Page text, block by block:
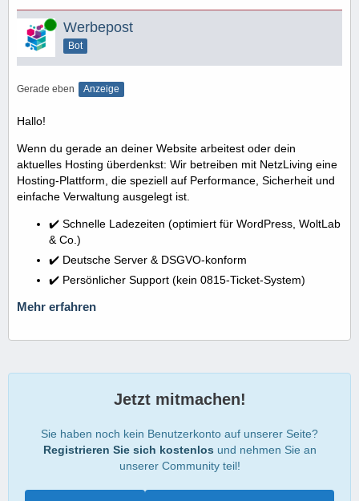
Online Werbepost
Bot
Gerade eben Anzeige
Hallo!
Wenn du gerade an deiner Website arbeitest oder dein
aktuelles Hosting überdenkst: Wir betreiben mit NetzLiving eine
Hosting-Plattform, die speziell auf Performance, Sicherheit und
einfache Verwaltung ausgelegt ist.
✔️ Schnelle Ladezeiten (optimiert für WordPress, WoltLab
& Co.)
✔️ Deutsche Server & DSGVO-konform
✔️ Persönlicher Support (kein 0815-Ticket-System)
Mehr erfahren
Jetzt mitmachen!
Sie haben noch kein Benutzerkonto auf unserer Seite?
Registrieren Sie sich kostenlos und nehmen Sie an
unserer Community teil!